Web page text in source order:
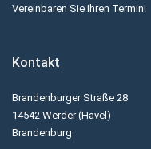
Vereinbaren Sie Ihren Termin!
Kontakt
Brandenburger Straße 28
14542 Werder (Havel)
Brandenburg